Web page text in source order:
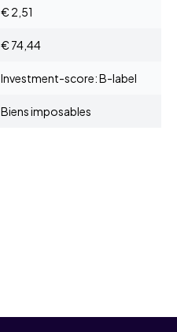
€ 2,51
€ 74,44
Investment-score: B-label
Biens imposables